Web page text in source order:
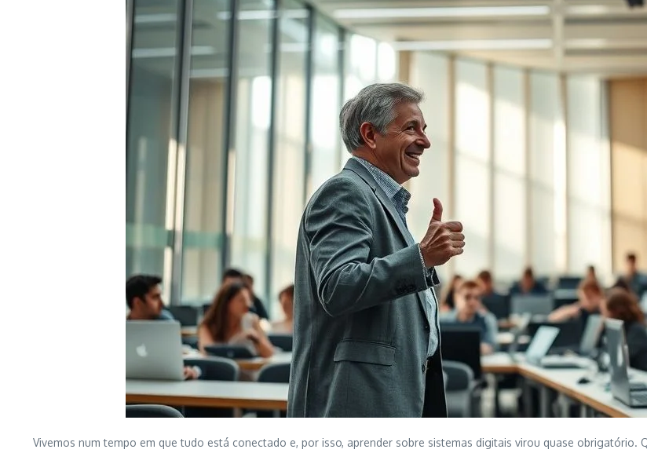
Vivemos num tempo em que tudo está conectado e, por isso, aprender sobre sistemas digitais virou quase obrigatório.